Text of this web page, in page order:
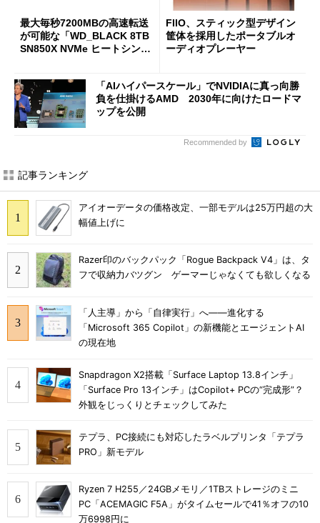
最大毎秒7200MBの高速転送
が可能な「WD_BLACK 8TB
SN850X NVMe ヒートシンク
FIIO、スティック型デザイン
筐体を採用したポータブルオ
ーディオプレーヤー
「AIハイパースケール」でNVIDIAに真っ向勝
負を仕掛けるAMD 2030年に向けたロードマ
ップを公開
Recommended by
記事ランキング
アイオーデータの価格改定、一部モデルは25万円超の大
幅値上げに
Razer印のバックパック「Rogue Backpack V4」は、タ
フで収納力バツグン ゲーマーじゃなくても欲しくなる
「人主導」から「自律実行」へ――進化する
「Microsoft 365 Copilot」の新機能とエージェントAI
の現在地
Snapdragon X2搭載「Surface Laptop 13.8インチ」
「Surface Pro 13インチ」はCopilot+ PCの“完成形”？
外観をじっくりとチェックしてみた
テプラ、PC接続にも対応したラベルプリンタ「テプラ
PRO」新モデル
Ryzen 7 H255／24GBメモリ／1TBストレージのミニ
PC「ACEMAGIC F5A」がタイムセールで41％オフの10
万6998円に